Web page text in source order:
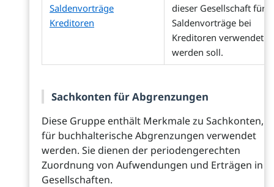
Saldenvorträge
Kreditoren
dieser Gesellschaft für
Saldenvorträge bei
Kreditoren verwendet
werden soll.
Sachkonten für Abgrenzungen
Diese Gruppe enthält Merkmale zu Sachkonten,
für buchhalterische Abgrenzungen verwendet
werden. Sie dienen der periodengerechten
Zuordnung von Aufwendungen und Erträgen in
Gesellschaften.